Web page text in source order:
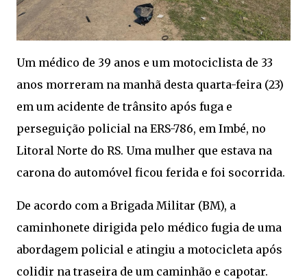
Um médico de 39 anos e um motociclista de 33
anos morreram na manhã desta quarta-feira (23)
em um acidente de trânsito após fuga e
perseguição policial na ERS-786, em Imbé, no
Litoral Norte do RS. Uma mulher que estava na
carona do automóvel ficou ferida e foi socorrida.
De acordo com a Brigada Militar (BM), a
caminhonete dirigida pelo médico fugia de uma
abordagem policial e atingiu a motocicleta após
colidir na traseira de um caminhão e capotar.